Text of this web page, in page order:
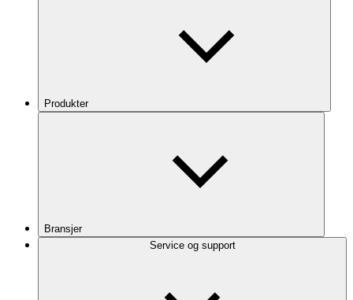
Produkter
Bransjer
Service og support